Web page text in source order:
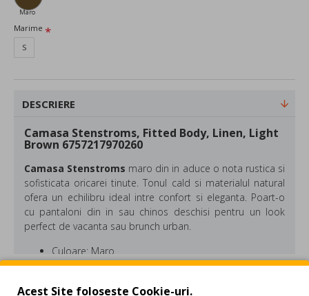
Maro
Marime
S
DESCRIERE
Camasa Stenstroms, Fitted Body, Linen, Light
Brown 6757217970260
Camasa Stenstroms maro din in aduce o nota rustica si
sofisticata oricarei tinute. Tonul cald si materialul natural
ofera un echilibru ideal intre confort si eleganta. Poart-o
cu pantaloni din in sau chinos deschisi pentru un look
perfect de vacanta sau brunch urban.
Culoare: Maro
Material: In
REVIEW-URI
Acest Site foloseste Cookie-uri.